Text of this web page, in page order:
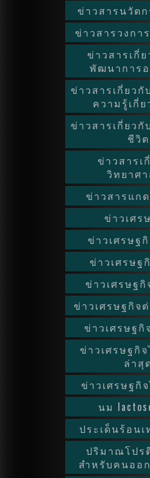
ข่าวสารนวัต
ข่าวสารวงกา
ข่าวสารเกี่
พัฒนาการ
ข่าวสารเกี่ยว
ความรู้เกี่
ข่าวสารเกี่ยว
ชีวิต
ข่าวสารเ
วิทยาศ
ข่าวสารแก
ข่าวเศร
ข่าวเศรษฐ
ข่าวเศรษฐ
ข่าวเศรษฐกิ
ข่าวเศรษฐกิจ
ข่าวเศรษฐกิ
ข่าวเศรษฐกิจ
ล่าสุด
ข่าวเศรษฐกิ
นม
ประเด็นร้อน
ปริมาณโปร
สำหรับคนออ